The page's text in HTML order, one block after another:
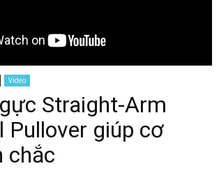
Video
Straight-Arm
Pullover giúp cơ
chắc